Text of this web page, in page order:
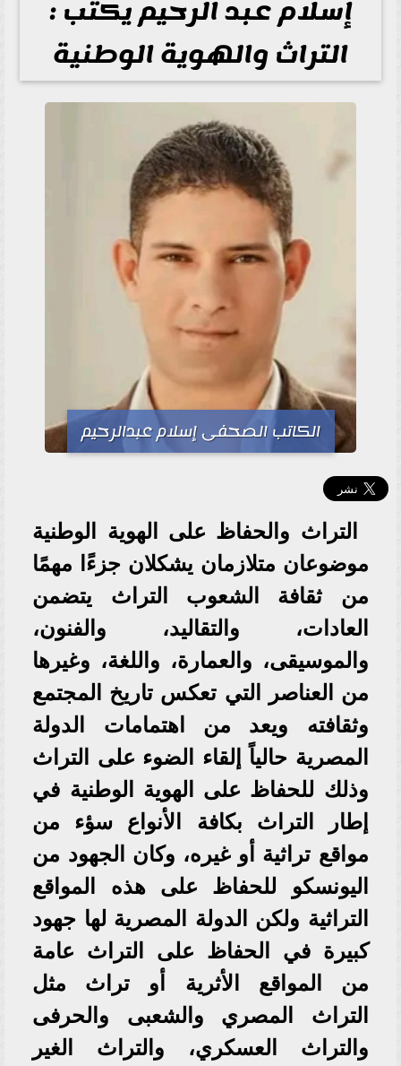
إسلام عبد الرحيم يكتب :
التراث والهوية الوطنية
الكاتب الصحفى إسلام عبدالرحيم
التراث والحفاظ على الهوية الوطنية
موضوعان متلازمان يشكلان جزءًا مهمًا
من ثقافة الشعوب التراث يتضمن
العادات، والتقاليد، والفنون،
والموسيقى، والعمارة، واللغة، وغيرها
من العناصر التي تعكس تاريخ المجتمع
وثقافته ويعد من اهتمامات الدولة
المصرية حالياً إلقاء الضوء على التراث
وذلك للحفاظ على الهوية الوطنية في
إطار التراث بكافة الأنواع سؤء من
مواقع تراثية أو غيره، وكان الجهود من
اليونسكو للحفاظ على هذه المواقع
التراثية ولكن الدولة المصرية لها جهود
كبيرة في الحفاظ على التراث عامة
من المواقع الأثرية أو تراث مثل
التراث المصري والشعبى والحرفى
والتراث العسكري، والتراث الغير